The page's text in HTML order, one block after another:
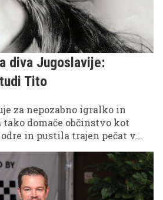
diva Jugoslavije:
Tito
za nepozabno igralko in
domače občinstvo kot
in pustila trajen pečat v